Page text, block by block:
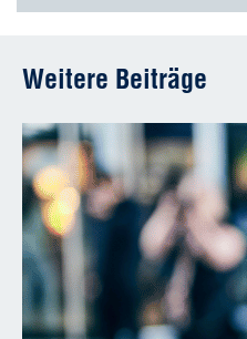
Weitere Beiträge